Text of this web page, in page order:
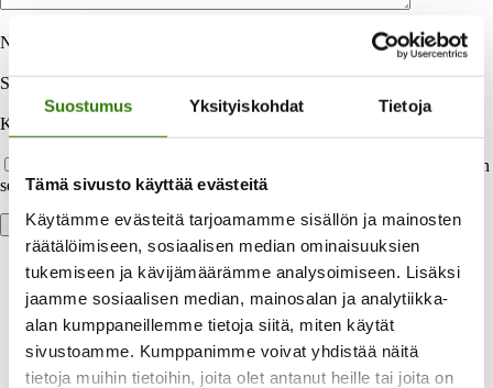
Suostumus Yksityiskohdat Tietoja
Tämä sivusto käyttää evästeitä
Käytämme evästeitä tarjoamamme sisällön ja mainosten
räätälöimiseen, sosiaalisen median ominaisuuksien
tukemiseen ja kävijämäärämme analysoimiseen. Lisäksi
jaamme sosiaalisen median, mainosalan ja analytiikka-
alan kumppaneillemme tietoja siitä, miten käytät
sivustoamme. Kumppanimme voivat yhdistää näitä
tietoja muihin tietoihin, joita olet antanut heille tai joita on
Nimi
Sähköpostiosoite*
Kotisivu
Tallenna nimeni, sähköpostiosoitteeni ja kotisivuni tähän selaimeen
seuraavaa kommentointikertaa varten.